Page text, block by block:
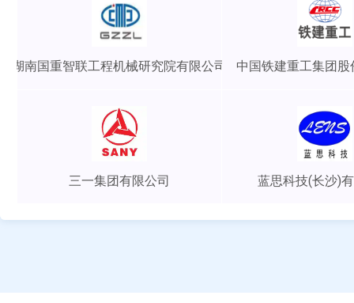
湖南国重智联工程机械研究院有限公司 中国铁建重工集团股
三一集团有限公司 蓝思科技(长沙)